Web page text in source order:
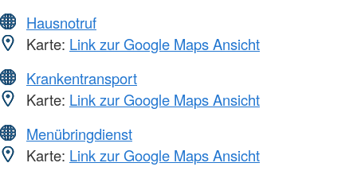
Hausnotruf
Karte: Link zur Google Maps Ansicht
Krankentransport
Karte: Link zur Google Maps Ansicht
Menübringdienst
Karte: Link zur Google Maps Ansicht